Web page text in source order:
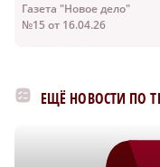
Газета "Новое дело"
№15 от 16.04.26
ЕЩЁ НОВОСТИ ПО